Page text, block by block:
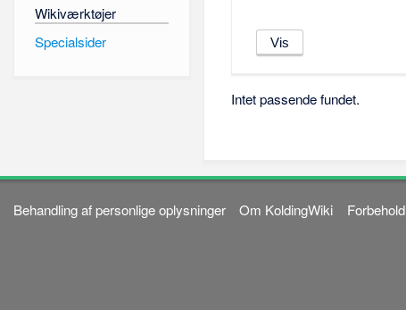
Intet passende fundet.
Wikiværktøjer
Specialsider
Behandling af personlige oplysninger Om KoldingWiki Forbehold